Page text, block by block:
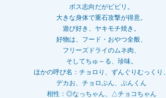
ボス志向だがビビリ。
大きな身体で重石攻撃が得意。
遊び好き、ヤキモチ焼き。
好物は、フード・おやつ全般、
フリーズドライのムネ肉、
そしてちゅ～る、珍味。
ほかの呼び名：チョロり、ずんぐりむっくり、
デカお、チョロぷん、ぷんくん
相性： ◎なっちゃん、△チョコちゃん